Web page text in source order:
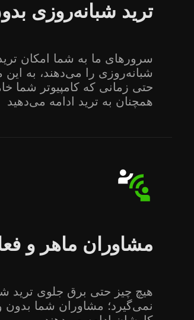
ترید شبانه‌روزی
سرورهای ما به شما امکان
شبانه‌روزی را می‌دهند، به این
حتی زمانی که کامپیوتر شما
همچنان به ترید ادامه می‌دهید
مشاوران ماهر و
هیچ چیز حتی برق جلوی ترید
نمی‌گیرد؛ مشاوران شما بدون